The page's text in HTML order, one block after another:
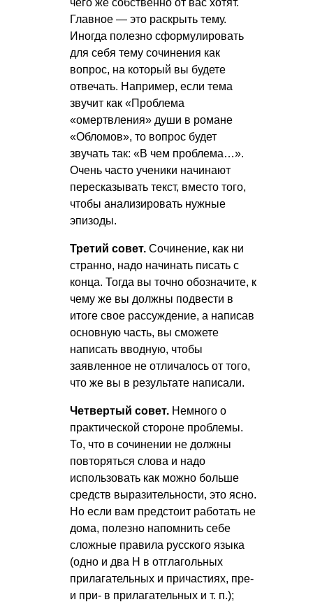
Главное — это раскрыть тему.
Иногда полезно сформулировать
для себя тему сочинения как
вопрос, на который вы будете
отвечать. Например, если тема
звучит как «Проблема
«омертвления» души в романе
«Обломов», то вопрос будет
звучать так: «В чем проблема…».
Очень часто ученики начинают
пересказывать текст, вместо того,
чтобы анализировать нужные
эпизоды.
Третий совет. Сочинение, как ни
странно, надо начинать писать с
конца. Тогда вы точно обозначите, к
чему же вы должны подвести в
итоге свое рассуждение, а написав
основную часть, вы сможете
написать вводную, чтобы
заявленное не отличалось от того,
что же вы в результате написали.
Четвертый совет. Немного о
практической стороне проблемы.
То, что в сочинении не должны
повторяться слова и надо
использовать как можно больше
средств выразительности, это ясно.
Но если вам предстоит работать не
дома, полезно напомнить себе
сложные правила русского языка
(одно и два Н в отглагольных
прилагательных и причастиях, пре-
и при- в прилагательных и т. п.);